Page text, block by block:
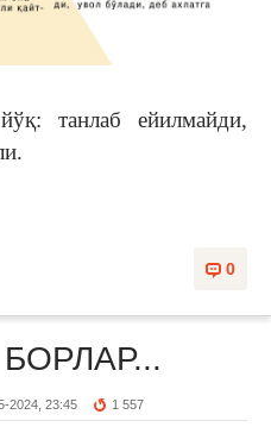
танлаб ейилмайди,
0
2024, 23:45 1 557